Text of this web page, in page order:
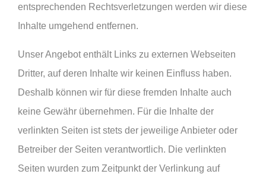
entsprechenden Rechtsverletzungen werden wir diese
Inhalte umgehend entfernen.
Unser Angebot enthält Links zu externen Webseiten
Dritter, auf deren Inhalte wir keinen Einfluss haben.
Deshalb können wir für diese fremden Inhalte auch
keine Gewähr übernehmen. Für die Inhalte der
verlinkten Seiten ist stets der jeweilige Anbieter oder
Betreiber der Seiten verantwortlich. Die verlinkten
Seiten wurden zum Zeitpunkt der Verlinkung auf